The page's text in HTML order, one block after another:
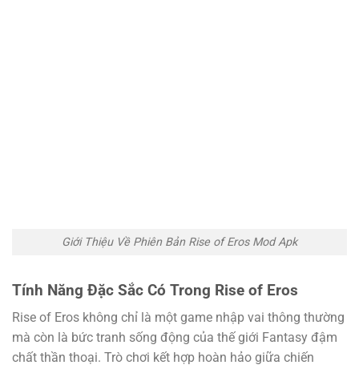
Giới Thiệu Về Phiên Bản Rise of Eros Mod Apk
Tính Năng Đặc Sắc Có Trong Rise of Eros
Rise of Eros không chỉ là một game nhập vai thông thường
mà còn là bức tranh sống động của thế giới Fantasy đậm
chất thần thoại. Trò chơi kết hợp hoàn hảo giữa chiến